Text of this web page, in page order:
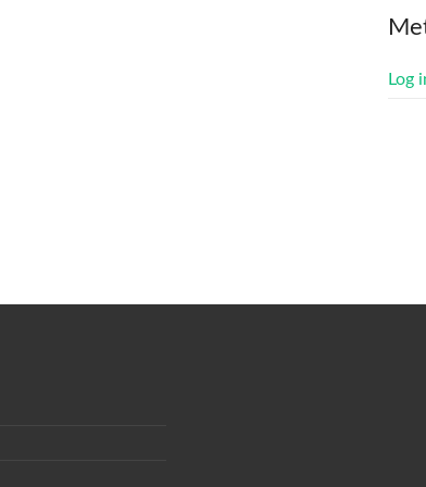
Log